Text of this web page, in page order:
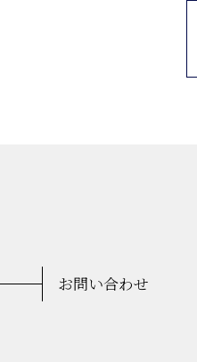
お問い合わせ